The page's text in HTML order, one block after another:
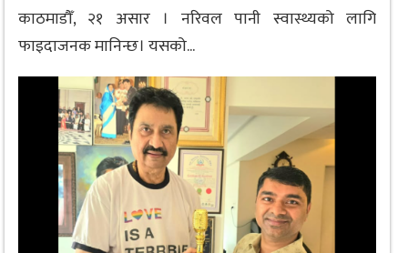
काठमाडौँ, २१ असार । नरिवल पानी स्वास्थ्यको लागि
फाइदाजनक मानिन्छ। यसको...